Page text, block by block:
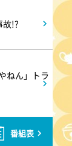
!?
ねん」トラ
番組表